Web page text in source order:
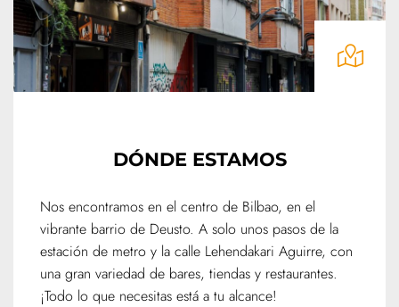
DÓNDE ESTAMOS
Nos encontramos en el centro de Bilbao, en el
vibrante barrio de Deusto. A solo unos pasos de la
estación de metro y la calle Lehendakari Aguirre, con
una gran variedad de bares, tiendas y restaurantes.
¡Todo lo que necesitas está a tu alcance!